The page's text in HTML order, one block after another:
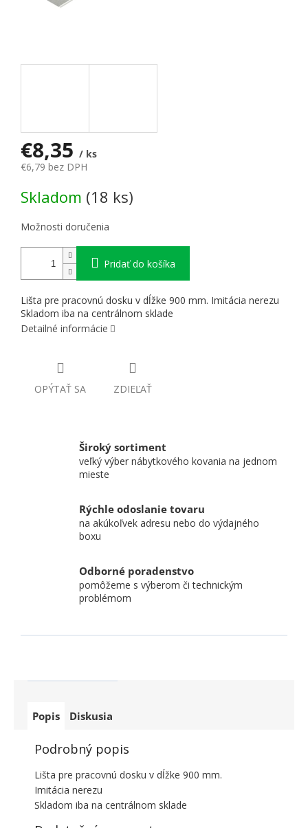
€8,35 / ks
€6,79 bez DPH
Skladom (18 ks)
Možnosti doručenia
Pridať do košíka
Lišta pre pracovnú dosku v dĺžke 900 mm. Imitácia nerezu
Skladom iba na centrálnom sklade
Detailné informácie
OPÝTAŤ SA ZDIEĽAŤ
Široký sortiment
veľký výber nábytkového kovania na jednom
mieste
Rýchle odoslanie tovaru
na akúkoľvek adresu nebo do výdajného
boxu
Odborné poradenstvo
pomôžeme s výberom či technickým
problémom
Popis Diskusia
Podrobný popis
Lišta pre pracovnú dosku v dĺžke 900 mm.
Imitácia nerezu
Skladom iba na centrálnom sklade